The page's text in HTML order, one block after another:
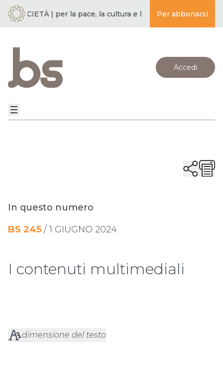
E SOCIETÀ | per la pace, la cultura e l’educazione ·
Per abbonarsi
Accedi
In questo numero
BS 245 / 1 GIUGNO 2024
I contenuti multimediali
dimensione del testo